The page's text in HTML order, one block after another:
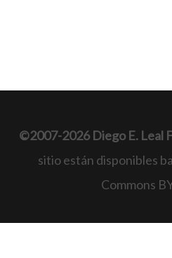
©2007-2026 Diego E. Leal
sitio están disponibles
Commons